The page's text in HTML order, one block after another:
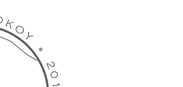
χωριών της Λίμνης Πλαστήρα από Ιταλούς και
ρίζες απο τον Δομοκό που κυριαρχούν στο